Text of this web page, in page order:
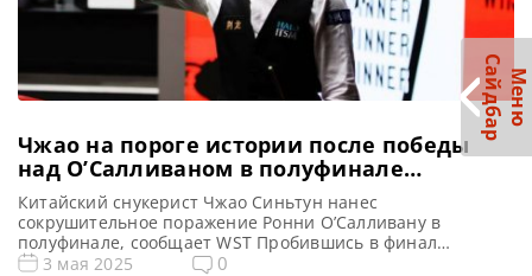
Чжао на пороге истории после победы
над О’Салливаном в полуфинале
Чемпионата мира
Китайский снукерист Чжао Синьтун нанес
сокрушительное поражение Ронни О’Салливану в
полуфинале, сообщает WST Пробившись в финал
Чемпионата мира, Чжао Синьтун находится в шаге от
3 мая 2025 0
М
е
н
ю
Са
й
д
б
а
р